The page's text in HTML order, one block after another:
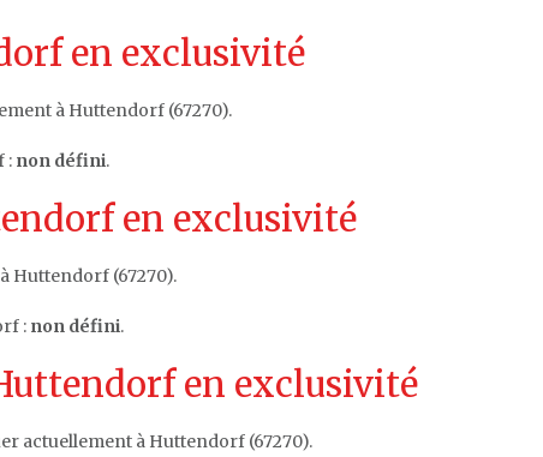
en exclusivité
à Huttendorf (67270).
: non défini.
en exclusivité
Huttendorf (67270).
: non défini.
en exclusivité
actuellement à Huttendorf (67270).